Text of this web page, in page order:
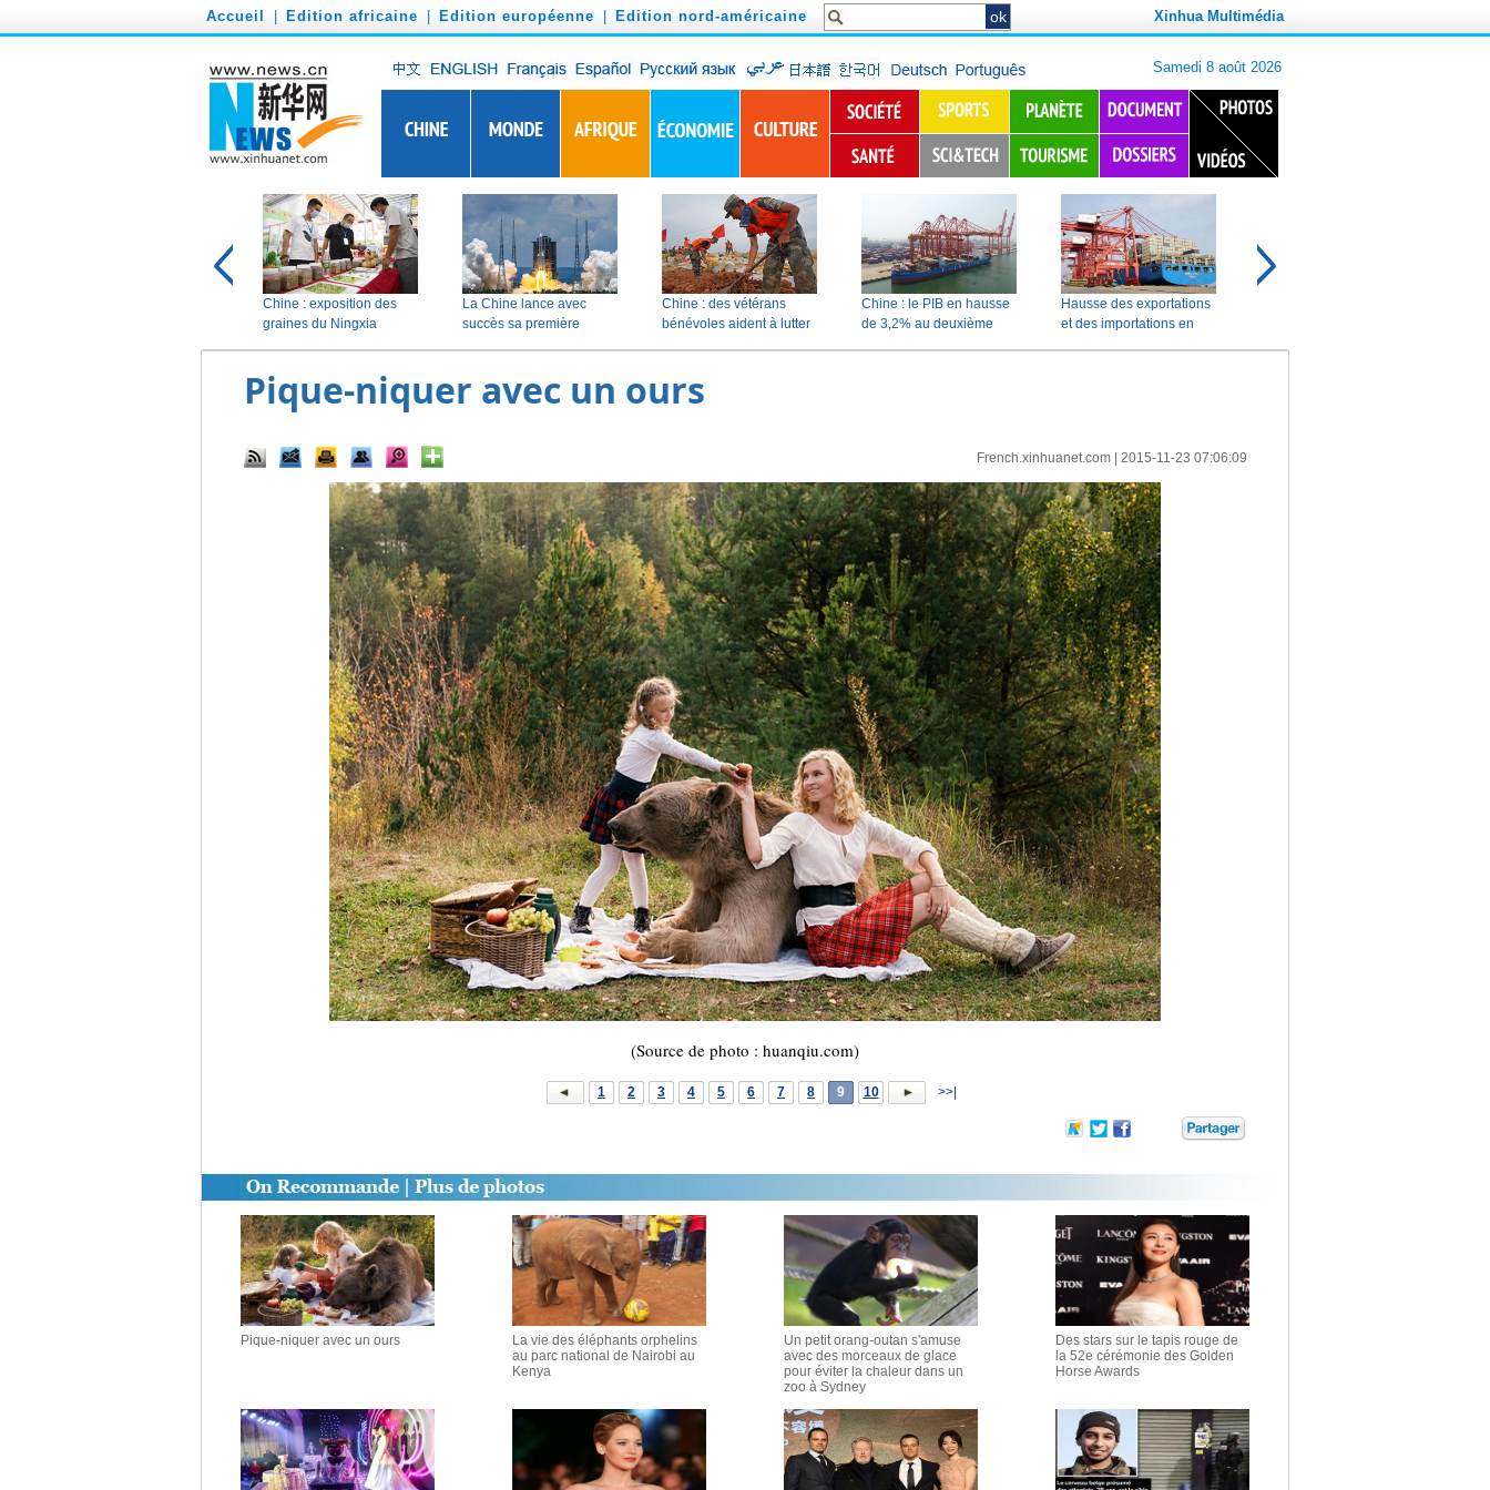
Accueil Edition africaine Edition européenne Edition nord-américaine Xinhua Multimédia
Pique-niquer avec un ours
French.xinhuanet.com| 2015-11-23 07:06:09
(Source de photo : huanqiu.com)
1 2 3 4 5 6 7 8 9 10 >>|
Pique-niquer avec un ours
La vie des éléphants orphelins
au parc national de Nairobi au
Kenya
Un petit orang-outan s'amuse
avec des morceaux de glace
pour éviter la chaleur dans un
zoo à Sydney
Des stars sur le tapis rouge de
la 52e cérémonie des Golden
Horse Awards